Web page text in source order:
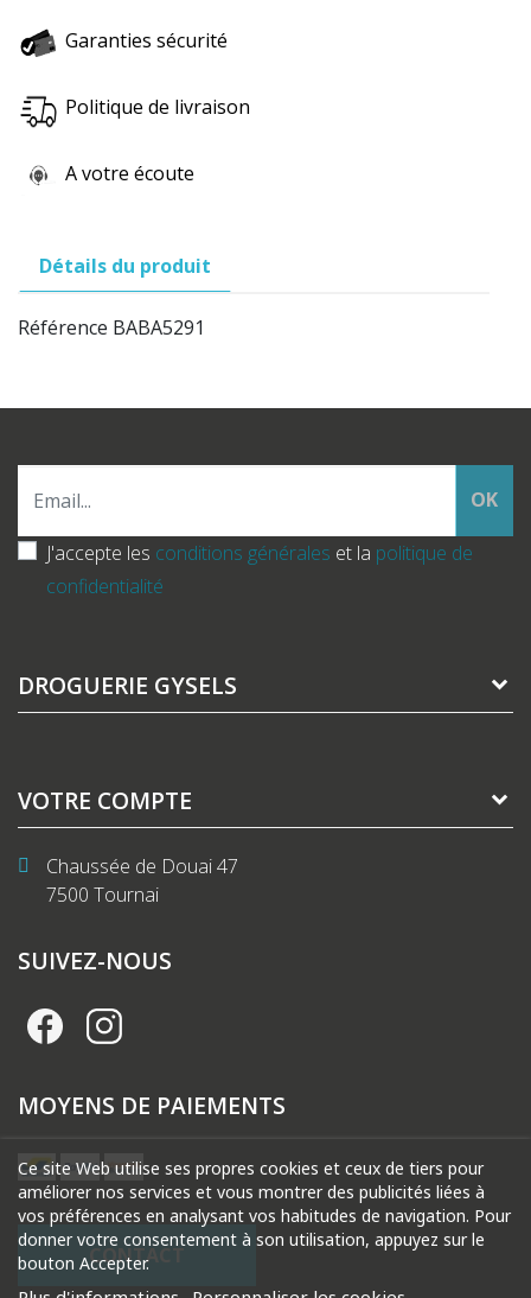
Garanties sécurité
Politique de livraison
A votre écoute
Détails du produit
Référence BABA5291
OK
J'accepte les conditions générales et la politique de
confidentialité
DROGUERIE GYSELS
VOTRE COMPTE
Chaussée de Douai 47
7500 Tournai
Ce site Web utilise ses propres cookies et ceux de tiers pour
améliorer nos services et vous montrer des publicités liées à
vos préférences en analysant vos habitudes de navigation. Pour
donner votre consentement à son utilisation, appuyez sur le
bouton Accepter.
SUIVEZ-NOUS
MOYENS DE PAIEMENTS
CONTACT